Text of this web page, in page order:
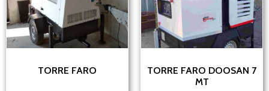
TORRE FARO
TORRE FARO DOOSAN 7
MT